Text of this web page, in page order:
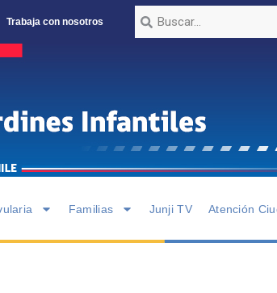
Trabaja con nosotros
Familias Junji TV Atención